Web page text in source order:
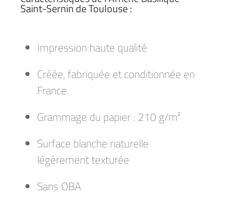
Saint-Sernin de Toulouse :
Impression haute qualité
Créée, fabriquée et conditionnée en
France
Grammage du papier : 210 g/m²
Surface blanche naturelle
légèrement texturée
Sans OBA